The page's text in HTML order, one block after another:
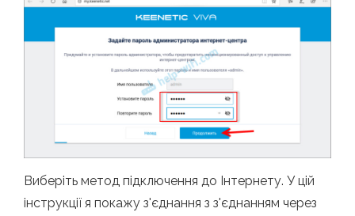
Виберіть метод підключення до Інтернету. У цій
інструкції я покажу з'єднання з з'єднанням через